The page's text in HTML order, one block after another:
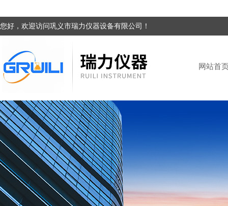
您好，欢迎访问巩义市瑞力仪器设备有限公司！
网站首